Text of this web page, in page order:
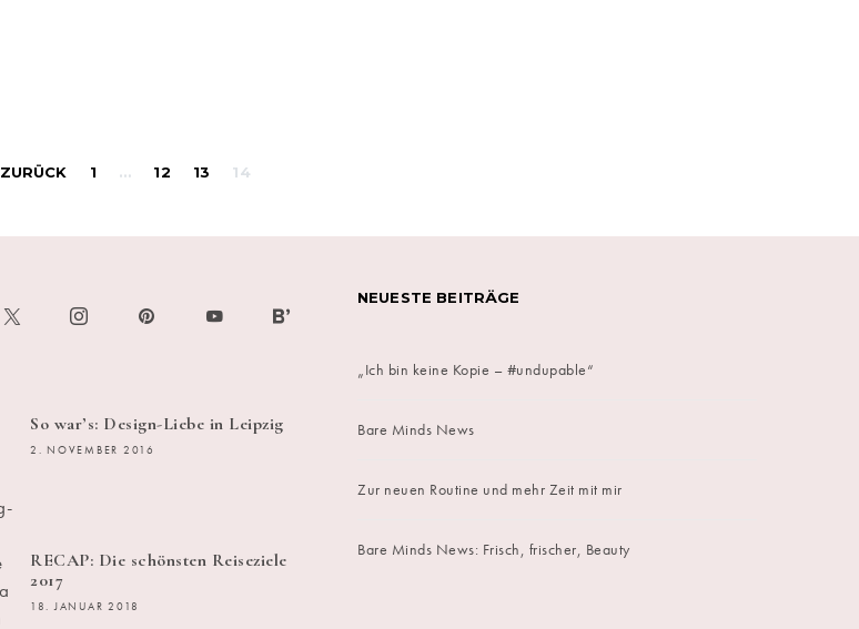
Beitragsnavigation
ZURÜCK 1 … 12 13 14
So war’s: Design-Liebe in Leipzig
2. NOVEMBER 2016
RECAP: Die schönsten Reiseziele
2017
18. JANUAR 2018
NEUESTE BEITRÄGE
„Ich bin keine Kopie – #undupable“
Bare Minds News
Zur neuen Routine und mehr Zeit mit mir
Bare Minds News: Frisch, frischer, Beauty